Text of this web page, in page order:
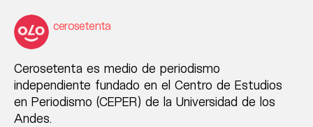
cerosetenta
Cerosetenta es medio de periodismo
independiente fundado en el Centro de Estudios
en Periodismo (CEPER) de la Universidad de los
Andes.